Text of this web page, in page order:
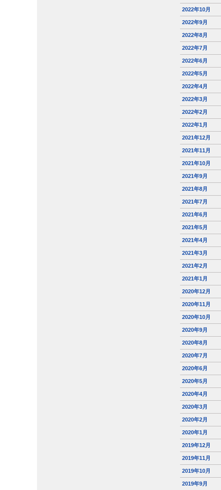
2022年10月
2022年9月
2022年8月
2022年7月
2022年6月
2022年5月
2022年4月
2022年3月
2022年2月
2022年1月
2021年12月
2021年11月
2021年10月
2021年9月
2021年8月
2021年7月
2021年6月
2021年5月
2021年4月
2021年3月
2021年2月
2021年1月
2020年12月
2020年11月
2020年10月
2020年9月
2020年8月
2020年7月
2020年6月
2020年5月
2020年4月
2020年3月
2020年2月
2020年1月
2019年12月
2019年11月
2019年10月
2019年9月